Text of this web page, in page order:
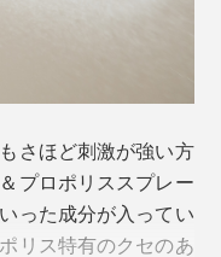
されます
。
ングについて
以上のメチルグ
ことを意味し、のど
ハイグレードのもの
とがありません。
さほど刺激が強い方
プロポリススプレー
った成分が入ってい
リス特有のクセのあ